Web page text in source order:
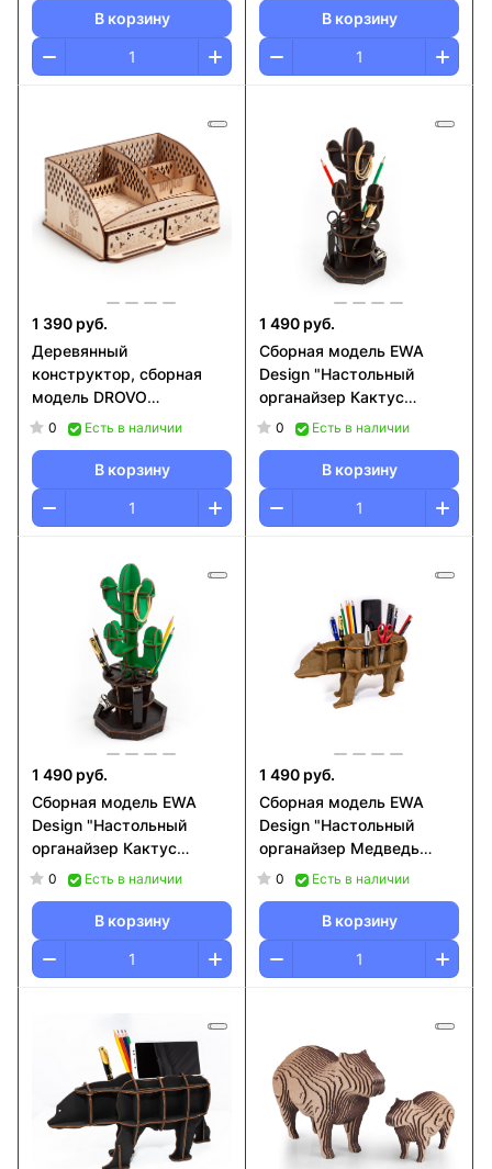
В корзину В корзину
1 390 руб.
Деревянный
конструктор, сборная
модель DROVO
Органайзер настольный
0 Есть в наличии
В корзину
1 490 руб.
Сборная модель EWA
Design "Настольный
органайзер Кактус
(черный)"
0 Есть в наличии
В корзину
1 490 руб.
Сборная модель EWA
Design "Настольный
органайзер Кактус
(зеленый)"
0 Есть в наличии
В корзину
1 490 руб.
Сборная модель EWA
Design "Настольный
органайзер Медведь
(коричневый)"
0 Есть в наличии
В корзину